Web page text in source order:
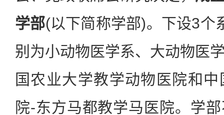
学部(以下简称学部)。下设3个
别为小动物医学系、大动物医
国农业大学教学动物医院和
院-东方马都教学马医院。学